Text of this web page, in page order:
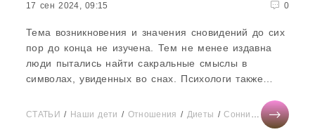
17 сен 2024, 09:15 0
Тема возникновения и значения сновидений до сих
пор до конца не изучена. Тем не менее издавна
люди пытались найти сакральные смыслы в
символах, увиденных во снах. Психологи также
СТАТЬИ / Наши дети / Отношения / Диеты /Сонник /Тесты